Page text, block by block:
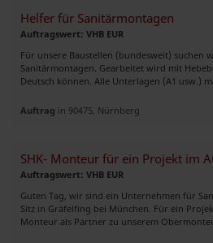
Helfer für Sanitärmontagen
Auftragswert: VHB EUR
Für unsere Baustellen (bundesweit) suchen
Sanitärmontagen. Gearbeitet wird mit
Deutsch können. Alle Unterlagen (A1 usw.)
Auftrag in 90475, Nürnberg
SHK- Monteur für ein Projekt im
Auftragswert: VHB EUR
Guten Tag, wir sind ein Unternehmen für
Sitz in Gräfelfing bei München. Für ein
Monteur als Partner zu unserem